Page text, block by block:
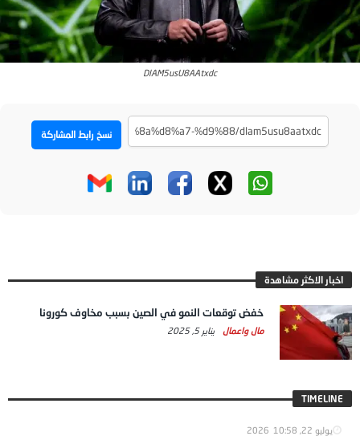
DlAM5usU8AAtxdc
نسخ رابط المشاركة
اخبار الاكثر مشاهدة
خفض توقعات النمو في الصين بسبب مخاوف كورونا
مال واعمال يناير 5, 2025
TIMELINE
يوليو 22, 2026 10:58